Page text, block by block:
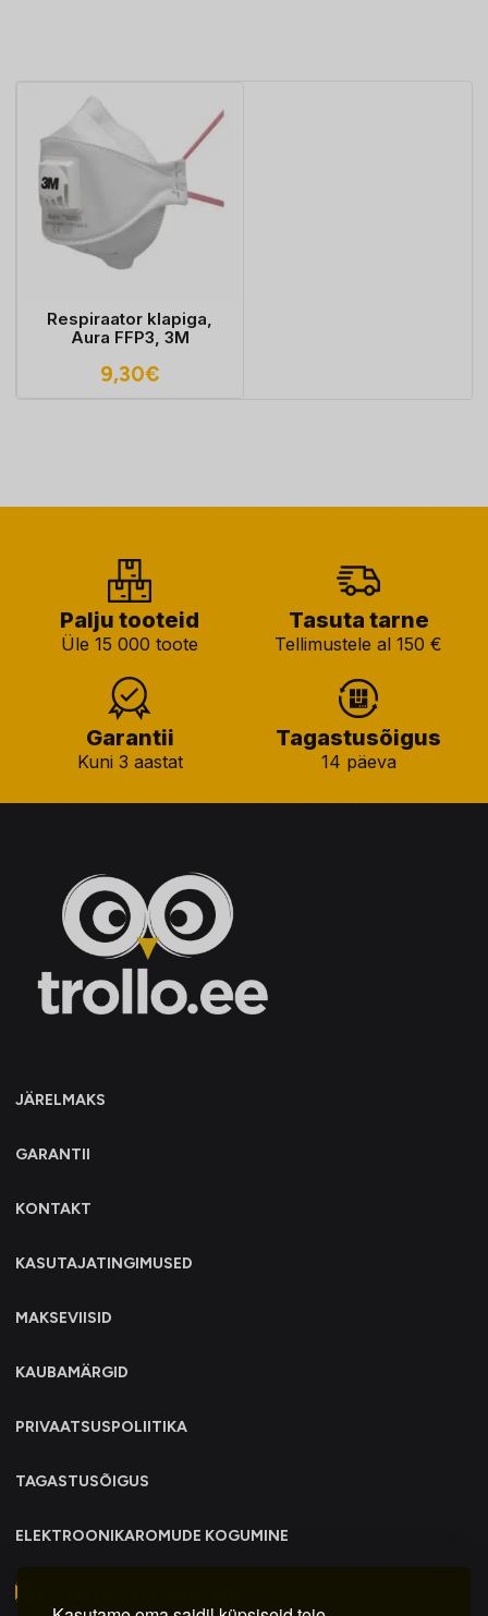
Respiraator klapiga,
Aura FFP3, 3M
9,30€
Palju tooteid
Üle 15 000 toote
Tasuta tarne
Tellimustele al 150 €
Garantii
Kuni 3 aastat
Tagastusõigus
14 päeva
JÄRELMAKS
GARANTII
KONTAKT
KASUTAJATINGIMUSED
MAKSEVIISID
KAUBAMÄRGID
PRIVAATSUSPOLIITIKA
TAGASTUSÕIGUS
ELEKTROONIKAROMUDE KOGUMINE